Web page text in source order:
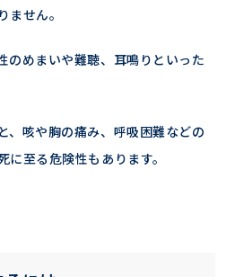
せん。
のめまいや難聴、耳鳴りといった
、咳や胸の痛み、呼吸困難などの
至る危険性もあります。